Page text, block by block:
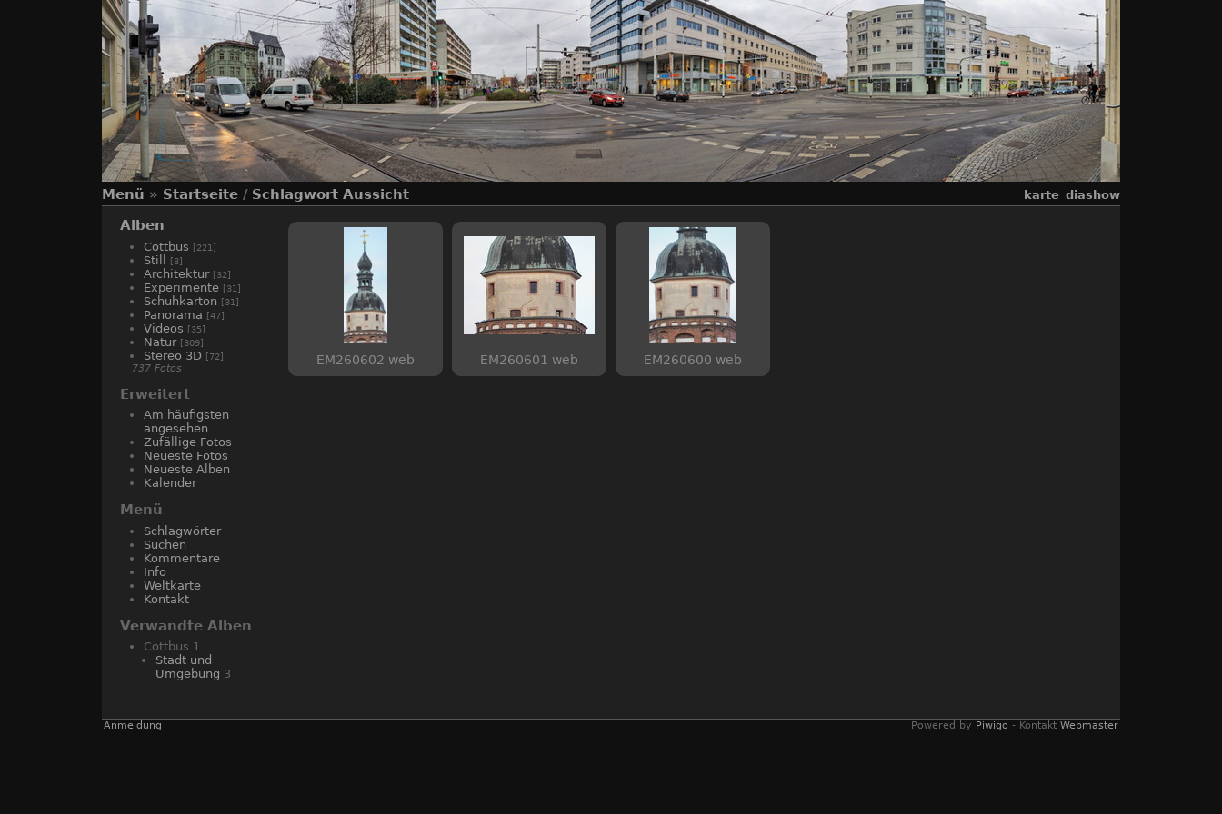
Menü » Startseite / Schlagwort Aussicht karte diashow
Alben
Cottbus [221]
Still [8]
Architektur [32]
Experimente [31]
Schuhkarton [31]
Panorama [47]
Videos [35]
Natur [309]
Stereo 3D [72]
737 Fotos
Erweitert
Am häufigsten
angesehen
Zufällige Fotos
Neueste Fotos
Neueste Alben
Kalender
Menü
Schlagwörter
Suchen
Kommentare
Info
Weltkarte
Kontakt
Verwandte Alben
Cottbus 1
Stadt und
Umgebung 3
EM260602 web EM260601 web EM260600 web
Anmeldung Powered by Piwigo - Kontakt Webmaster